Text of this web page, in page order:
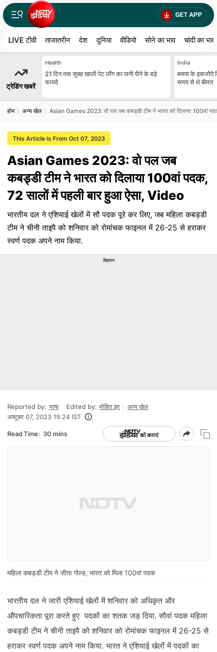
LIVE टीवी ताजातरीन देश दुनिया वीडियो सोने का भाव चांदी का भाव
ट्रेडिंग खबरें
Health
21 दिन तक सुबह खाली पेट लौंग का पानी पीने के बड़े
फायदे
India
बसपा के इकलौते
समय से थे बीमार
होम अन्‍य खेल Asian Games 2023: वो पल जब कबड्डी टीम ने भारत को दिलाया 100वां
This Article is From Oct 07, 2023
Asian Games 2023: वो पल जब
कबड्डी टीम ने भारत को दिलाया 100वां पदक,
72 सालों में पहली बार हुआ ऐसा, Video
भारतीय दल ने एशियाई खेलों में सौ पदक पूरे कर लिए, जब महिला कबड्डी
टीम ने चीनी ताइपै को शनिवार को रोमांचक फाइनल में 26-25 से हराकर
स्वर्ण पदक अपने नाम किया.
विज्ञापन
Reported by: भाषा Edited by: मोहित झा
अन्‍य खेल
अक्टूबर 07, 2023 19:24 IST
Read Time: 30 mins
महिला कबड्डी टीम ने जीता गोल्ड, भारत को मिला 100वां पदक
भारतीय दल ने जारी एशियाई खेलों में शनिवार को अधिकृत और
औपचारिकता पूरा करते हुए पदकों का शतक जड़ दिया. सौवां पदक महिला
कबड्डी टीम ने चीनी ताइपै को शनिवार को रोमांचक फाइनल में 26-25 से
हराकर स्वर्ण पदक अपने नाम किया. भारत ने एशियाई खेलों में पदकों का